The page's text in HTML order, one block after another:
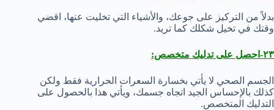
بدلاً من التركيز على جوعك، والأشياء التي تخليت عنها، اقضي
وقتك في تخيل شكلك كما تريد.
٢٣-احصل على تدليك متخصص:
الجسم الصحي لا يأتي بخسارة السعرات الحرارية فقط ولكن
كذلك بالإحساس الجيد اتجاه جسمك، ويأتي هذا بالحصول على
التدليك المتخصص.